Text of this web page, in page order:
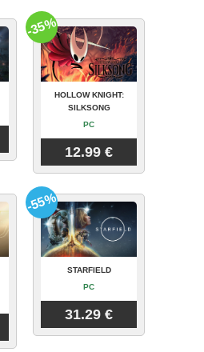
HOLLOW KNIGHT:
SILKSONG
PC
12.99 €
-35%
STARFIELD
PC
31.29 €
-55%